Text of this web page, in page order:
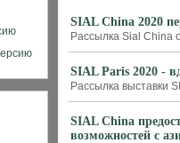
SIAL China 2020
Рассылка Sial China
SIAL Paris 2020 -
Рассылка выставки
SIAL China
возможностей с